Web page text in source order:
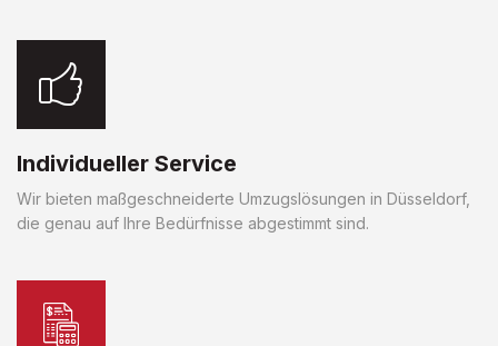
Individueller Service
Wir bieten maßgeschneiderte Umzugslösungen in Düsseldorf,
die genau auf Ihre Bedürfnisse abgestimmt sind.